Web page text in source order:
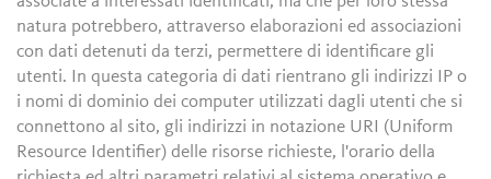
natura potrebbero, attraverso elaborazioni ed associazioni
con dati detenuti da terzi, permettere di identificare gli
utenti. In questa categoria di dati rientrano gli indirizzi IP o
i nomi di dominio dei computer utilizzati dagli utenti che si
connettono al sito, gli indirizzi in notazione URI (Uniform
Resource Identifier) delle risorse richieste, l'orario della